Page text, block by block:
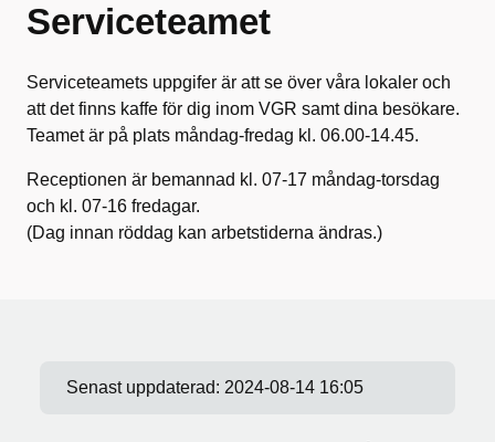
Serviceteamet
Serviceteamets uppgifer är att se över våra lokaler och
att det finns kaffe för dig inom VGR samt dina besökare.
Teamet är på plats måndag-fredag kl. 06.00-14.45.
Receptionen är bemannad kl. 07-17 måndag-torsdag
och kl. 07-16 fredagar.
(Dag innan röddag kan arbetstiderna ändras.)
Senast uppdaterad: 2024-08-14 16:05